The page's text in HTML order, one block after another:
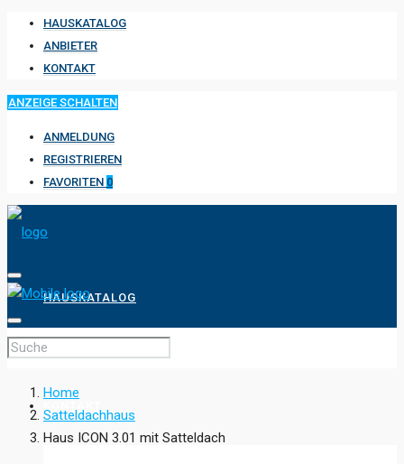
HAUSKATALOG
ANBIETER
KONTAKT
ANZEIGE SCHALTEN
ANMELDUNG
REGISTRIEREN
FAVORITEN 0
HAUSKATALOG
ANBIETER
Home
Satteldachhaus
Haus ICON 3.01 mit Satteldach